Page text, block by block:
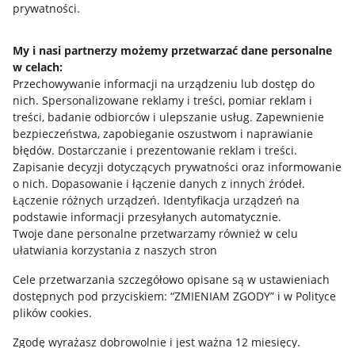
prywatności.
My i nasi partnerzy możemy przetwarzać dane personalne
w celach:
Przechowywanie informacji na urządzeniu lub dostęp do
nich. Spersonalizowane reklamy i treści, pomiar reklam i
treści, badanie odbiorców i ulepszanie usług. Zapewnienie
bezpieczeństwa, zapobieganie oszustwom i naprawianie
błędów. Dostarczanie i prezentowanie reklam i treści.
Zapisanie decyzji dotyczących prywatności oraz informowanie
o nich. Dopasowanie i łączenie danych z innych źródeł.
Łączenie różnych urządzeń. Identyfikacja urządzeń na
podstawie informacji przesyłanych automatycznie.
Twoje dane personalne przetwarzamy również w celu
ułatwiania korzystania z naszych stron
Cele przetwarzania szczegółowo opisane są w ustawieniach
dostępnych pod przyciskiem: “ZMIENIAM ZGODY” i w Polityce
plików cookies.
Zgodę wyrażasz dobrowolnie i jest ważna 12 miesięcy.
Jak to działa
Allegro Gadane dla sprzedających
Allegro Gadane dla kupujących
Mapa miejscowości
Informacje prawne
Regulamin
Polityka plików "cookies"
Ustawienia plików "cookies"
Udostępnianie lokalizacji
Informacje dla Aktu o Usługach Cyfrowych